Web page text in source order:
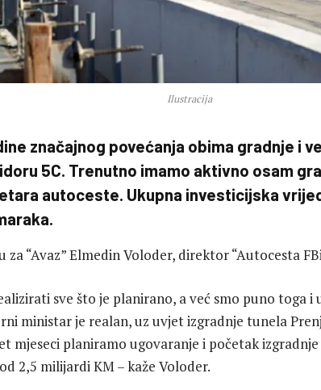
Ilustracija
značajnog povećanja obima gradnje i
5C. Trenutno imamo aktivno osam
autoceste. Ukupna investicijska
za “Avaz” Elmedin Voloder, direktor “Autocesta
sve što je planirano, a već smo puno toga i
ministar je realan, uz uvjet izgradnje tunela
mjeseci planiramo ugovaranje i početak
2,5 milijardi KM – kaže Voloder.